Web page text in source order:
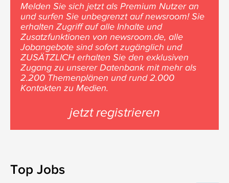
Melden Sie sich jetzt als Premium Nutzer an
und surfen Sie unbegrenzt auf newsroom! Sie
erhalten Zugriff auf alle Inhalte und
Zusatzfunktionen von newsroom.de, alle
Jobangebote sind sofort zugänglich und
ZUSÄTZLICH erhalten Sie den exklusiven
Zugang zu unserer Datenbank mit mehr als
2.200 Themenplänen und rund 2.000
Kontakten zu Medien.
jetzt registrieren
Top Jobs